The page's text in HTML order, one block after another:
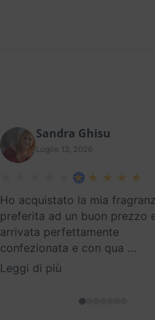
Sandra Ghisu
Luglio 13, 2026
Ho acquistato la mia
preferita ad un buon prezzo
arrivata perfettamente
confezionata e con qua …
Leggi di più